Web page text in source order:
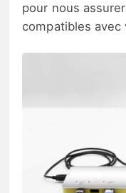
pour nous
compatibles